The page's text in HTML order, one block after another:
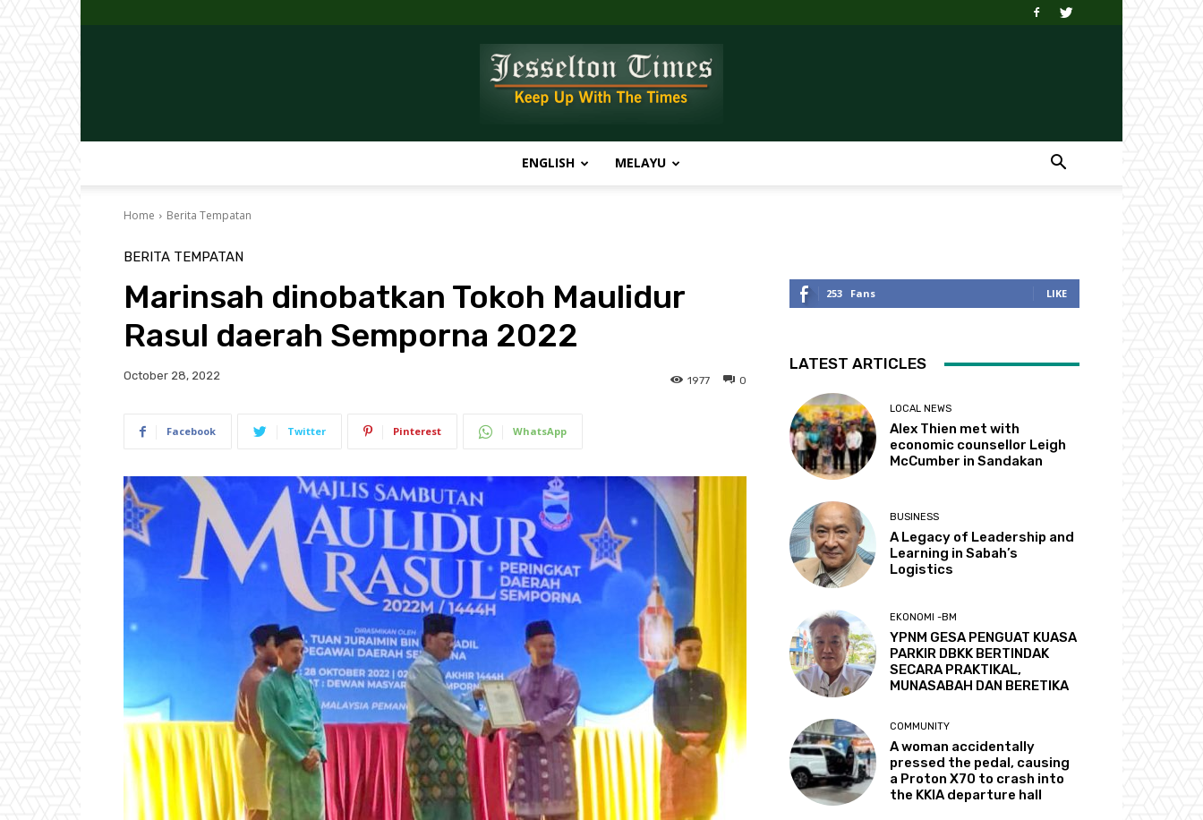
Times
ENGLISH MELAYU
Home Berita Tempatan
BERITA TEMPATAN
Marinsah dinobatkan Tokoh Maulidur
Rasul daerah Semporna 2022
October 28, 2022 0
1977
Facebook Twitter Pinterest WhatsApp
253 Fans LIKE
LATEST ARTICLES
LOCAL NEWS
Alex Thien met with
economic counsellor Leigh
McCumber in Sandakan
BUSINESS
A Legacy of Leadership and
Learning in Sabah’s
Logistics
EKONOMI -BM
YPNM GESA PENGUAT KUASA
PARKIR DBKK BERTINDAK
SECARA PRAKTIKAL,
MUNASABAH DAN BERETIKA
COMMUNITY
A woman accidentally
pressed the pedal, causing
a Proton X70 to crash into
the KKIA departure hall